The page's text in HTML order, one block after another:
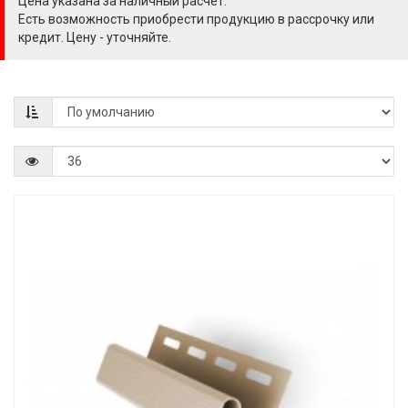
Есть возможность приобрести продукцию в рассрочку или
кредит. Цену - уточняйте.